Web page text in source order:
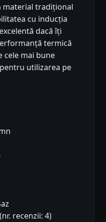
material tradițional
cu inducția
dacă îți
termică
cele mai bune
utilizarea pe
recenzii: 4)